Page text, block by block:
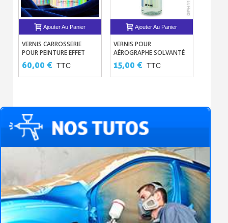
Ajouter Au Panier
VERNIS CARROSSERIE
POUR PEINTURE EFFET
VELOURS SOFT TOUCH
60,00 € TTC
Ajouter Au Panier
VERNIS POUR
AÉROGRAPHE SOLVANTÉ
1C GRAPHIC – 2 TYPES
15,00 € TTC